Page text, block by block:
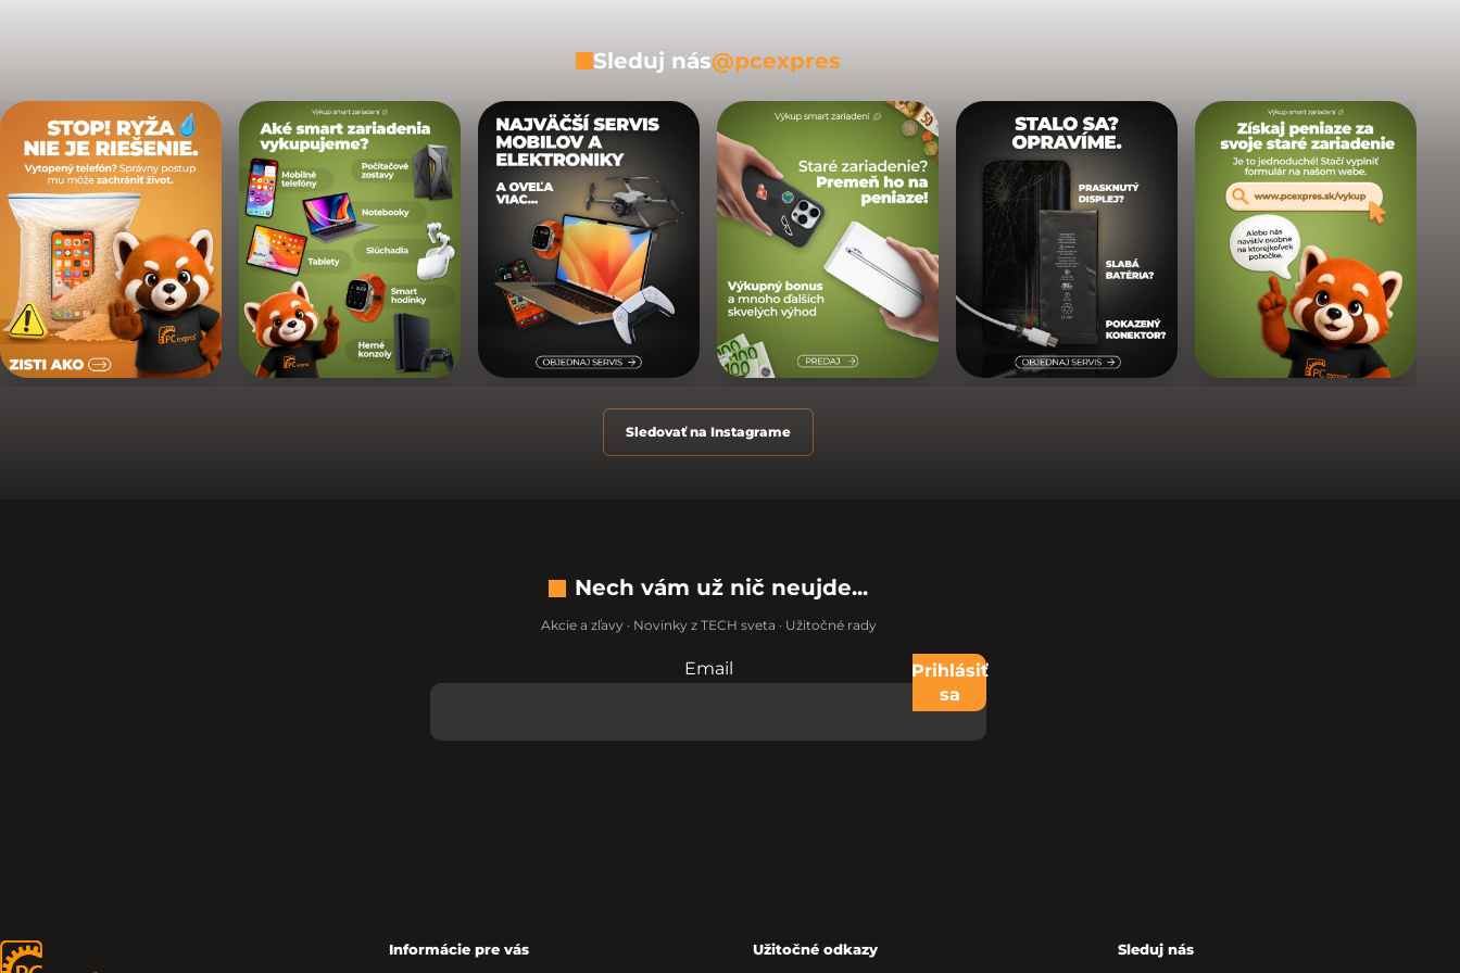
Sleduj nás@pcexpres
Sledovať na Instagrame
Nech vám už nič neujde...
Akcie a zľavy · Novinky z TECH sveta · Užitočné rady
Nevypĺňajte toto pole:
Email
Prihlásiť
sa
Informácie pre vás Užitočné odkazy Sleduj nás